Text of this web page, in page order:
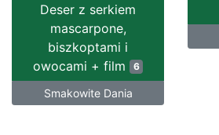
Deser z serkiem
mascarpone,
biszkoptami i
owocami + film
6
Smakowite Dania